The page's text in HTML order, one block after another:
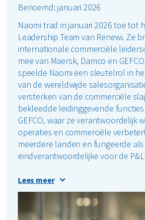
Benoemd: januari 2026
Naomi trad in januari 2026 toe tot
Leadership Team van Renewi. Ze
internationale commerciële
mee van Maersk, Damco en
speelde Naomi een sleutelrol in
van de wereldwijde
versterken van de commerciële
bekleedde leidinggevende
GEFCO, waar ze verantwoordelijk
operaties en commerciële
meerdere landen en fungeerde als
eindverantwoordelijke voor de
Ze bekleedde leidinggevende
GEFCO, waar ze verantwoordelijk
operaties en commerciële
meerdere landen en fungeerde als
Lees meer